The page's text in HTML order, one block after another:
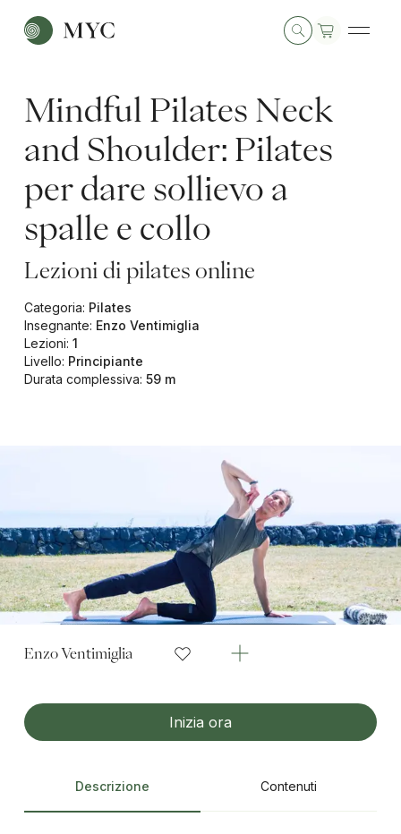
Mindful Pilates Neck
and Shoulder: Pilates
per dare sollievo a
spalle e collo
Lezioni di pilates online
Categoria: Pilates
Insegnante: Enzo Ventimiglia
Lezioni: 1
Livello: Principiante
Durata complessiva: 59 m
Enzo Ventimiglia
Inizia ora
Descrizione Contenuti